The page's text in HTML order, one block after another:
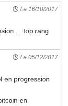
Le 16/10/2017
... top rang
Le 05/12/2017
en progression
en